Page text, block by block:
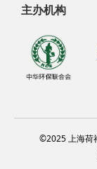
主办机构
©2025 上海荷